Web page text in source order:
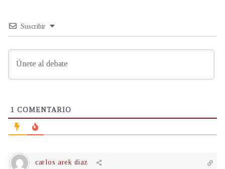
Suscribir
1 COMENTARIO
carlos arek diaz